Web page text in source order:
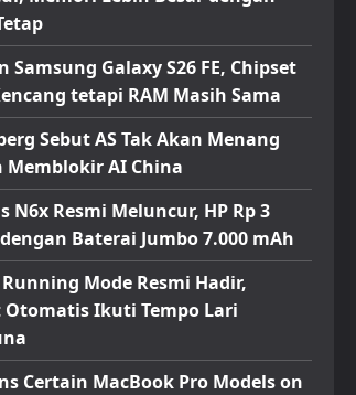
Samsung Galaxy S26 FE, Chipset
tetapi RAM Masih Sama
Sebut AS Tak Akan Menang
Memblokir AI China
N6x Resmi Meluncur, HP Rp 3
Baterai Jumbo 7.000 mAh
Mode Resmi Hadir,
Otomatis Ikuti Tempo Lari
Certain MacBook Pro Models on